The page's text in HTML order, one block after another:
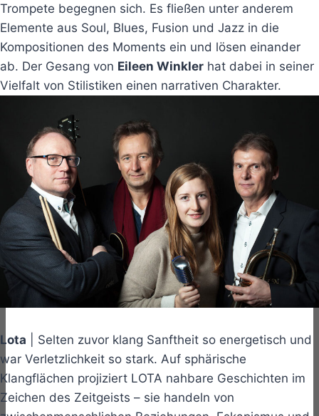
Trompete begegnen sich. Es fließen unter anderem
Elemente aus Soul, Blues, Fusion und Jazz in die
Kompositionen des Moments ein und lösen einander
ab. Der Gesang von Eileen Winkler hat dabei in seiner
Vielfalt von Stilistiken einen narrativen Charakter.
Lota | Selten zuvor klang Sanftheit so energetisch und
war Verletzlichkeit so stark. Auf sphärische
Klangflächen projiziert LOTA nahbare Geschichten im
Zeichen des Zeitgeists – sie handeln von